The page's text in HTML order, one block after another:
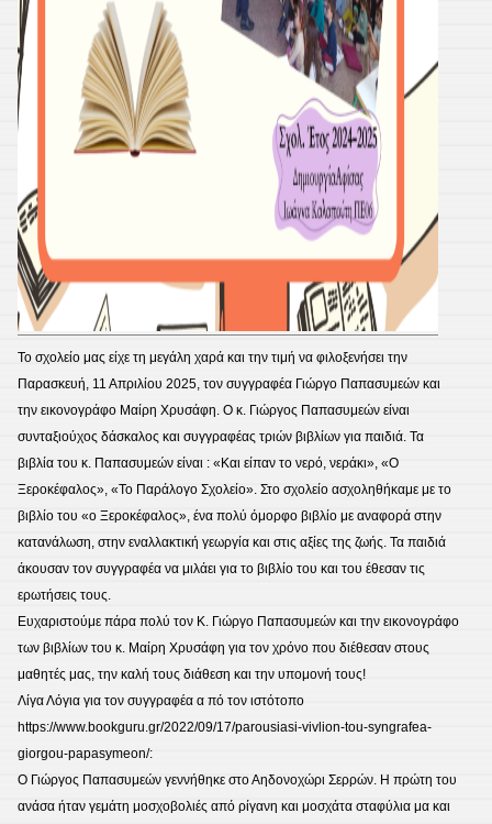
Το σχολείο μας είχε τη μεγάλη χαρά και την τιμή να φιλοξενήσει την
Παρασκευή, 11 Απριλίου 2025, τον συγγραφέα Γιώργο Παπασυμεών και
την εικονογράφο Μαίρη Χρυσάφη. Ο κ. Γιώργος Παπασυμεών είναι
συνταξιούχος δάσκαλος και συγγραφέας τριών βιβλίων για παιδιά. Τα
βιβλία του κ. Παπασυμεών είναι : «Και είπαν το νερό, νεράκι», «Ο
Ξεροκέφαλος», «Το Παράλογο Σχολείο». Στο σχολείο ασχοληθήκαμε με το
βιβλίο του «ο Ξεροκέφαλος», ένα πολύ όμορφο βιβλίο με αναφορά στην
κατανάλωση, στην εναλλακτική γεωργία και στις αξίες της ζωής. Τα παιδιά
άκουσαν τον συγγραφέα να μιλάει για το βιβλίο του και του έθεσαν τις
ερωτήσεις τους.
Ευχαριστούμε πάρα πολύ τον Κ. Γιώργο Παπασυμεών και την εικονογράφο
των βιβλίων του κ. Μαίρη Χρυσάφη για τον χρόνο που διέθεσαν στους
μαθητές μας, την καλή τους διάθεση και την υπομονή τους!
Λίγα Λόγια για τον συγγραφέα α πό τον ιστότοπο
https://www.bookguru.gr/2022/09/17/parousiasi-vivlion-tou-syngrafea-
giorgou-papasymeon/:
O Γιώργος Παπασυμεών γεννήθηκε στο Αηδονοχώρι Σερρών. Η πρώτη του
ανάσα ήταν γεμάτη μοσχοβολιές από ρίγανη και μοσχάτα σταφύλια μα και